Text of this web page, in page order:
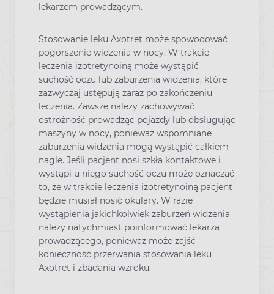
lekarzem prowadzącym.
Stosowanie leku Axotret może spowodować
pogorszenie widzenia w nocy. W trakcie
leczenia izotretynoiną może wystąpić
suchość oczu lub zaburzenia widzenia, które
zazwyczaj ustępują zaraz po zakończeniu
leczenia. Zawsze należy zachowywać
ostrożność prowadząc pojazdy lub obsługując
maszyny w nocy, ponieważ wspomniane
zaburzenia widzenia mogą wystąpić całkiem
nagle. Jeśli pacjent nosi szkła kontaktowe i
wystąpi u niego suchość oczu może oznaczać
to, że w trakcie leczenia izotretynoiną pacjent
będzie musiał nosić okulary. W razie
wystąpienia jakichkolwiek zaburzeń widzenia
należy natychmiast poinformować lekarza
prowadzącego, ponieważ może zajść
konieczność przerwania stosowania leku
Axotret i zbadania wzroku.